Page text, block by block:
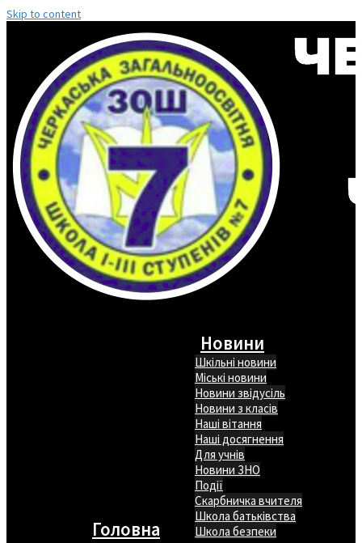
Skip to content
Головна
Новини
Шкільні новини
Міські новини
Новини звідусіль
Новини з класів
Наші вітання
Наші досягнення
Для учнів
Новини ЗНО
Події
Скарбничка вчителя
Школа батьківства
Школа безпеки